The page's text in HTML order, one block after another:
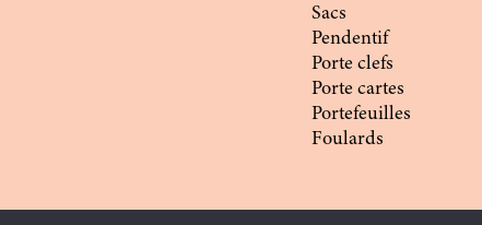
Sacs
Pendentif
Porte clefs
Porte cartes
Portefeuilles
Foulards